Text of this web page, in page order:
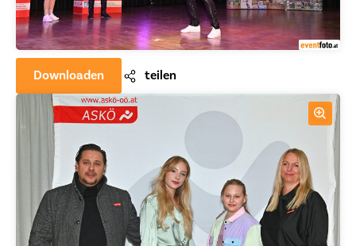
Downloaden teilen